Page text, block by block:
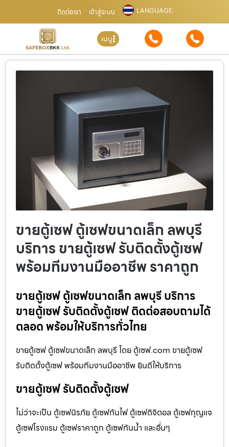
ติดต่อเรา เข้าสู่ระบบ LANGUAGE
เมนู
ขายตู้เซฟ ตู้เซฟขนาดเล็ก ลพบุรี
บริการ ขายตู้เซฟ รับติดตั้งตู้เซฟ
พร้อมทีมงานมืออาชีพ ราคาถูก
ขายตู้เซฟ ตู้เซฟขนาดเล็ก ลพบุรี บริการ
ขายตู้เซฟ รับติดตั้งตู้เซฟ ติดต่อสอบถามได้
ตลอด พร้อมให้บริการทั่วไทย
ขายตู้เซฟ ตู้เซฟขนาดเล็ก ลพบุรี โดย ตู้เซฟ.com ขายตู้เซฟ
รับติดตั้งตู้เซฟ พร้อมทีมงานมืออาชีพ ยินดีให้บริการ
ขายตู้เซฟ รับติดตั้งตู้เซฟ
ไม่ว่าจะเป็น ตู้เซฟนิรภัย ตู้เซฟกันไฟ ตู้เซฟดิจิตอล ตู้เซฟกุญแจ
ตู้เซฟโรงแรม ตู้เซฟราคาถูก ตู้เซฟกันน้ำ และอื่นๆ